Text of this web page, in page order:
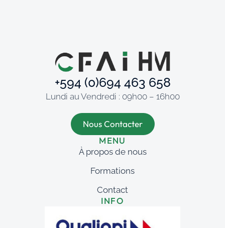
+594 (0)694 463 658
Lundi au Vendredi : 09h00 – 16h00
Nous Contacter
MENU
À propos de nous
Formations
Contact
INFO